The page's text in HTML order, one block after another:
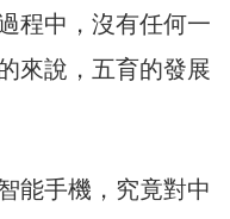
程中，沒有任何一
來說，五育的發展
能手機，究竟對中